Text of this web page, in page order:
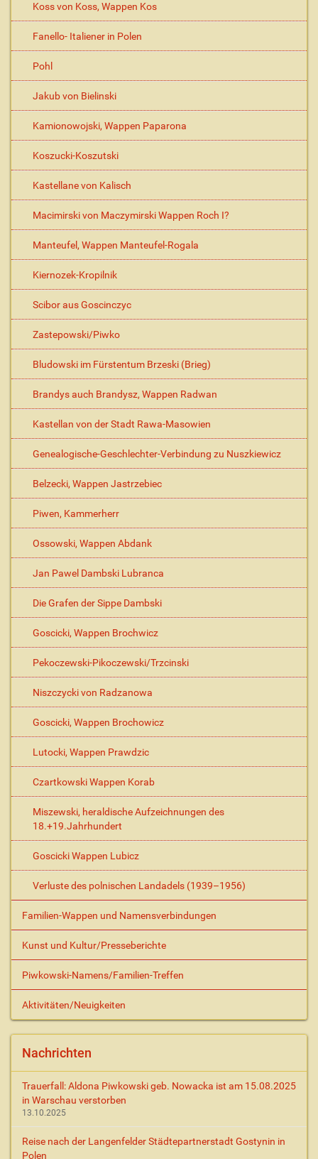
Koss von Koss, Wappen Kos
Fanello- Italiener in Polen
Pohl
Jakub von Bielinski
Kamionowojski, Wappen Paparona
Koszucki-Koszutski
Kastellane von Kalisch
Macimirski von Maczymirski Wappen Roch I?
Manteufel, Wappen Manteufel-Rogala
Kiernozek-Kropilnik
Scibor aus Goscinczyc
Zastepowski/Piwko
Bludowski im Fürstentum Brzeski (Brieg)
Brandys auch Brandysz, Wappen Radwan
Kastellan von der Stadt Rawa-Masowien
Genealogische-Geschlechter-Verbindung zu Nuszkiewicz
Belzecki, Wappen Jastrzebiec
Piwen, Kammerherr
Ossowski, Wappen Abdank
Jan Pawel Dambski Lubranca
Die Grafen der Sippe Dambski
Goscicki, Wappen Brochwicz
Pekoczewski-Pikoczewski/Trzcinski
Niszczycki von Radzanowa
Goscicki, Wappen Brochowicz
Lutocki, Wappen Prawdzic
Czartkowski Wappen Korab
Miszewski, heraldische Aufzeichnungen des
18.+19.Jahrhundert
Goscicki Wappen Lubicz
Verluste des polnischen Landadels (1939–1956)
Familien-Wappen und Namensverbindungen
Kunst und Kultur/Presseberichte
Piwkowski-Namens/Familien-Treffen
Aktivitäten/Neuigkeiten
Nachrichten
Trauerfall: Aldona Piwkowski geb. Nowacka ist am 15.08.2025
in Warschau verstorben
13.10.2025
Reise nach der Langenfelder Städtepartnerstadt Gostynin in
Polen